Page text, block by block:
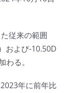
従来の範囲
および-10.50D
る。
年に前年比